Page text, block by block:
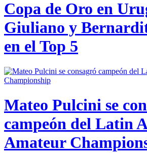
Copa de Oro en
Giuliano y
en el Top 5
Mateo Pulcini se
campeón del Latin
Amateur